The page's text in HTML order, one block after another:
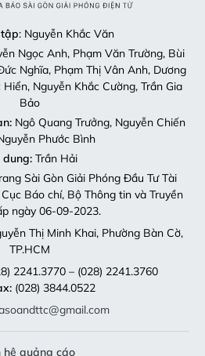
: Nguyễn Khắc Văn
Ngọc Anh, Phạm Văn Trường, Bùi
Nghĩa, Phạm Thị Vân Anh, Dương
Nguyễn Khắc Cường, Trần Gia
Bảo
Ngô Quang Trưởng, Nguyễn Chiến
Phước Bình
dung:Trần Hải
Sài Gòn Giải Phóng Đầu Tư Tài
Báo chí, Bộ Thông tin và Truyền
ngày 06-09-2023.
Thị Minh Khai, Phường Bàn Cờ,
TP.HCM
2241.3770 – (028) 2241.3760
(028) 3844.0522
hệ quảng cáo